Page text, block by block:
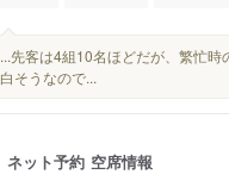
...先客は4組10名ほどだが、繁忙
白そうなので...
ネット予約 空席情報